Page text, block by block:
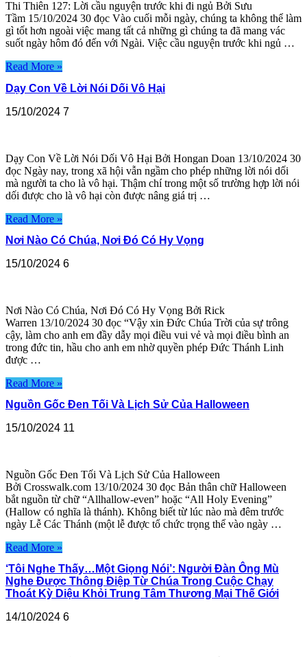
Thi Thiên 127: Lời cầu nguyện trước khi đi ngủ Bởi Sưu
Tầm 15/10/2024 30 đọc Vào cuối mỗi ngày, chúng ta không thể làm
gì tốt hơn ngoài việc mang tất cả những gì chúng ta đã mang vác
suốt ngày hôm đó đến với Ngài. Việc cầu nguyện trước khi ngủ …
Read More »
Dạy Con Về Lời Nói Dối Vô Hại
15/10/2024 7
Dạy Con Về Lời Nói Dối Vô Hại Bởi Hongan Doan 13/10/2024 30
đọc Ngày nay, trong xã hội vẫn ngầm cho phép những lời nói dối
mà người ta cho là vô hại. Thậm chí trong một số trường hợp lời nói
dối được cho là vô hại còn được nâng giá trị …
Read More »
Nơi Nào Có Chúa, Nơi Đó Có Hy Vọng
15/10/2024 6
Nơi Nào Có Chúa, Nơi Đó Có Hy Vọng Bởi Rick
Warren 13/10/2024 30 đọc “Vậy xin Đức Chúa Trời của sự trông
cậy, làm cho anh em đầy dẫy mọi điều vui vẻ và mọi điều bình an
trong đức tin, hầu cho anh em nhờ quyền phép Đức Thánh Linh
được …
Read More »
Nguồn Gốc Đen Tối Và Lịch Sử Của Halloween
15/10/2024 11
Nguồn Gốc Đen Tối Và Lịch Sử Của Halloween
Bởi Crosswalk.com 13/10/2024 30 đọc Bản thân chữ Halloween
bắt nguồn từ chữ “Allhallow-even” hoặc “All Holy Evening”
(Hallow có nghĩa là thánh). Không biết từ lúc nào mà đêm trước
ngày Lễ Các Thánh (một lễ được tổ chức trọng thể vào ngày …
Read More »
‘Tôi Nghe Thấy…Một Giọng Nói’: Người Đàn Ông Mù
Nghe Được Thông Điệp Từ Chúa Trong Cuộc Chạy
Thoát Kỳ Diệu Khỏi Trung Tâm Thương Mại Thế Giới
14/10/2024 6